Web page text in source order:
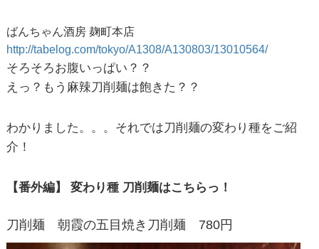
ばんちゃん酒房 麹町本店
http://tabelog.com/tokyo/A1308/A130803/13010564/
そろそろお腹いっぱい？？
えっ？もう麻辣刀削麺は飽きた？？
わかりました。。。それでは刀削麺の変わり種をご紹
介！
【番外編】 変わり種 刀削麺はこちらっ！
刀削麺 朝霞の五目焼き刀削麺 780円